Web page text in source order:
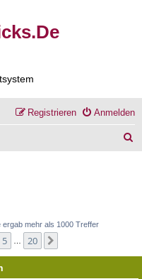
Anmelden
Registrieren
ergab mehr als 1000 Treffer
5 20